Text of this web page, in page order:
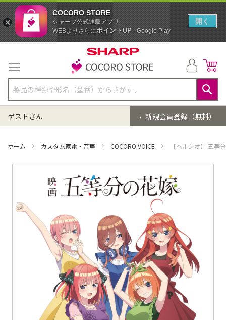
テ
ン
ツ
に
ス
キ
ッ
検
索
新規会員登録（無料）
ゲストさん
ホーム カスタム家電・音声 COCORO VOICE 【ヘルシオ】 五等
ギ
COCORO STORE
シャープ公式通販アプリ
WEBよりさらにポイントUP- Google Play
開く